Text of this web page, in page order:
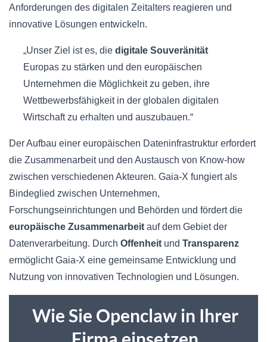
Anforderungen des digitalen Zeitalters reagieren und
innovative Lösungen entwickeln.
„Unser Ziel ist es, die digitale Souveränität
Europas zu stärken und den europäischen
Unternehmen die Möglichkeit zu geben, ihre
Wettbewerbsfähigkeit in der globalen digitalen
Wirtschaft zu erhalten und auszubauen.“
Der Aufbau einer europäischen Dateninfrastruktur erfordert
die Zusammenarbeit und den Austausch von Know-how
zwischen verschiedenen Akteuren. Gaia-X fungiert als
Bindeglied zwischen Unternehmen,
Forschungseinrichtungen und Behörden und fördert die
europäische Zusammenarbeit auf dem Gebiet der
Datenverarbeitung. Durch Offenheit und Transparenz
ermöglicht Gaia-X eine gemeinsame Entwicklung und
Nutzung von innovativen Technologien und Lösungen.